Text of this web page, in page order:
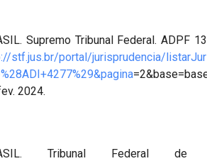
Supremo Tribunal Federal. ADPF
stf.jus.br/portal/jurisprudencia/
2024.
Tribunal Federal de